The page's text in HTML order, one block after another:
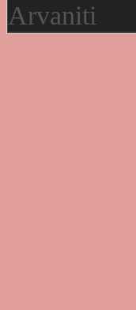
Arvaniti